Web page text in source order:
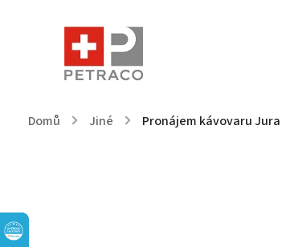
Domů / Jiné / Pronájem kávovaru Jura